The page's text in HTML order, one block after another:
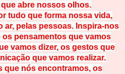
abre nossos olhos.
tudo que forma nossa vida,
ar, pelas pessoas. Inspira-nos
pensamentos que vamos
vamos dizer, os gestos que
que vamos realizar.
que nós encontramos, os